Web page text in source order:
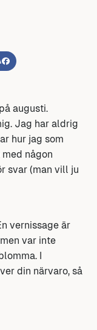
augusti.
Jag har aldrig
hur jag som
någon
svar (man vill ju
vernissage är
var inte
I
din närvaro, så